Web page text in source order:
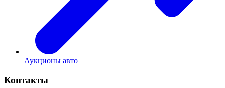
Аукционы авто
Контакты